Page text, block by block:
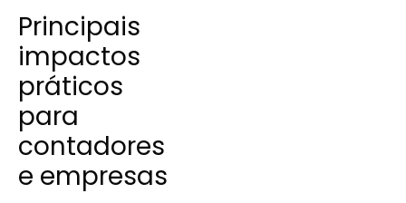
Principais
impactos
práticos
para
contadores
e empresas